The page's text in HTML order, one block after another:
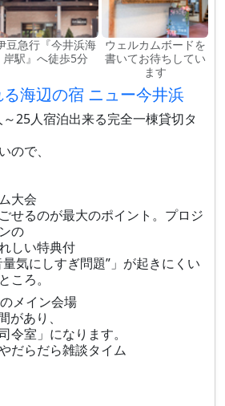
豆急行『今井浜海
岸駅』へ徒歩5分
ウェルカムボードを
書いてお待ちしてい
ます
海辺の宿 ニュー今井浜
25人宿泊出来る完全一棟貸切タ
ので、
大会
せるのが最大のポイント。プロジ
の
しい特典付
量気にしすぎ問題”」が起きにくい
ころ。
メイン会場
があり、
令室」になります。
だらだら雑談タイム